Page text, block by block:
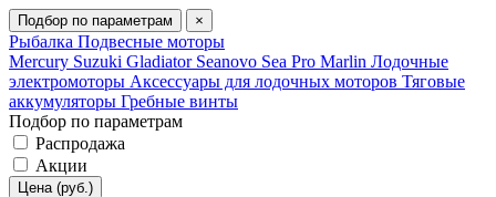
Подбор по параметрам ×
Рыбалка Подвесные моторы
Mercury Suzuki Gladiator Seanovo Sea Pro Marlin Лодочные
электромоторы Аксессуары для лодочных моторов Тяговые
аккумуляторы Гребные винты
Подбор по параметрам
Распродажа
Акции
Цена (руб.)